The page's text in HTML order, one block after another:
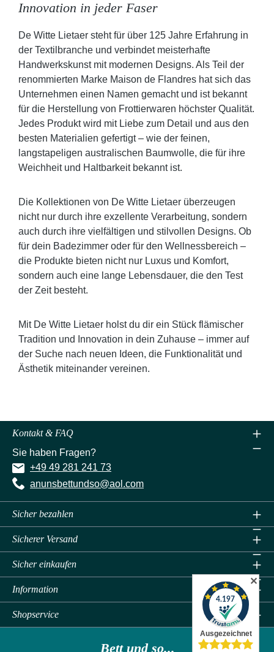
Innovation in jeder Faser
De Witte Lietaer steht für über 125 Jahre Erfahrung in
der Textilbranche und verbindet meisterhafte
Handwerkskunst mit modernen Designs. Als Teil der
renommierten Marke Maison de Flandres hat sich das
Unternehmen einen Namen gemacht und ist bekannt
für die Herstellung von Frottierwaren höchster Qualität.
Jedes Produkt wird mit Liebe zum Detail und aus den
besten Materialien gefertigt – wie der feinen,
langstapeligen australischen Baumwolle, die für ihre
Weichheit und Haltbarkeit bekannt ist.
Die Kollektionen von De Witte Lietaer überzeugen
nicht nur durch ihre exzellente Verarbeitung, sondern
auch durch ihre vielfältigen und stilvollen Designs. Ob
für dein Badezimmer oder für den Wellnessbereich –
die Produkte bieten nicht nur Luxus und Komfort,
sondern auch eine lange Lebensdauer, die den Test
der Zeit besteht.
Mit De Witte Lietaer holst du dir ein Stück flämischer
Tradition und Innovation in dein Zuhause – immer auf
der Suche nach neuen Ideen, die Funktionalität und
Ästhetik miteinander vereinen.
Kontakt & FAQ
Sie haben Fragen?
+49 49 281 241 73
anunsbettundso@aol.com
Sicher bezahlen
Sicherer Versand
Sicher einkaufen
Bett und so...
Information
Shopservice
✕